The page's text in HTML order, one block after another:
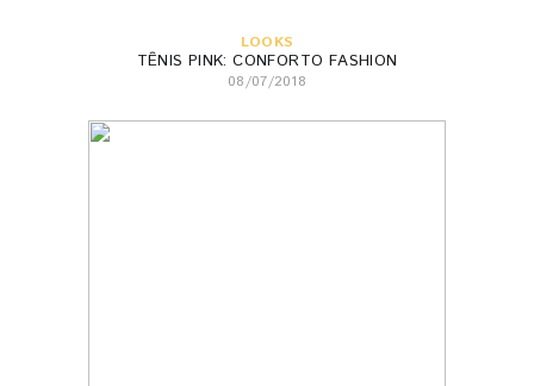
LOOKS
TÊNIS PINK: CONFORTO FASHION
08/07/2018